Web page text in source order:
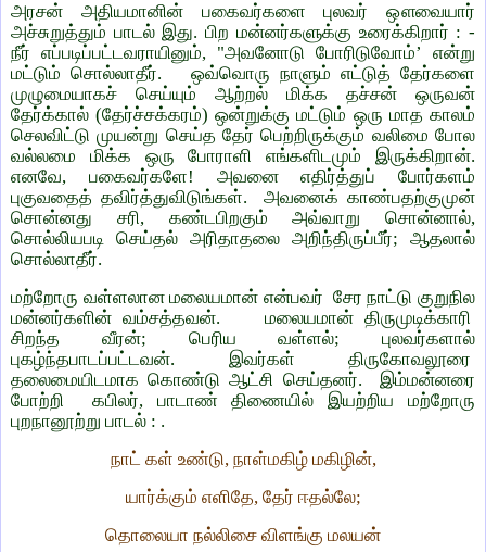
அரசன் அதியமானின் பகைவர்களை புலவர் ஔவையார்
அச்சுறுத்தும் பாடல் இது. பிற மன்னர்களுக்கு உரைக்கிறார் : -
நீர் எப்படிப்பட்டவராயினும், "அவனோடு போரிடுவோம்’ என்று
மட்டும் சொல்லாதீர். ஒவ்வொரு நாளும் எட்டுத் தேர்களை
முழுமையாகச் செய்யும் ஆற்றல் மிக்க தச்சன் ஒருவன்
தேர்க்கால் (தேர்ச்சக்கரம்) ஒன்றுக்கு மட்டும் ஒரு மாத காலம்
செலவிட்டு முயன்று செய்த தேர் பெற்றிருக்கும் வலிமை போல
வல்லமை மிக்க ஒரு போராளி எங்களிடமும் இருக்கிறான்.
எனவே, பகைவர்களே! அவனை எதிர்த்துப் போர்களம்
புகுவதைத் தவிர்த்துவிடுங்கள். அவனைக் காண்பதற்குமுன்
சொன்னது சரி, கண்டபிறகும் அவ்வாறு சொன்னால்,
சொல்லியபடி செய்தல் அரிதாதலை அறிந்திருப்பீர்; ஆதலால்
சொல்லாதீர்.
மற்றோரு வள்ளலான மலையமான் என்பவர் சேர நாட்டு குறுநில
மன்னர்களின் வம்சத்தவன். மலையமான் திருமுடிக்காரி
சிறந்த வீரன்; பெரிய வள்ளல்; புலவர்களால்
புகழ்ந்தபாடப்பட்டவன். இவர்கள் திருகோவலூரை
தலைமையிடமாக கொண்டு ஆட்சி செய்தனர். இம்மன்னரை
போற்றி கபிலர், பாடாண் திணையில் இயற்றிய மற்றோரு
புறநானூற்று பாடல் : .
நாட் கள் உண்டு, நாள்மகிழ் மகிழின்,
யார்க்கும் எளிதே, தேர் ஈதல்லே;
தொலையா நல்லிசை விளங்கு மலயன்